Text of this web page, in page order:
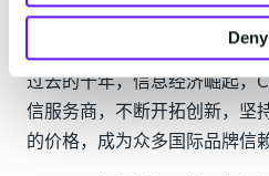
Deny
2020年，CM成为F1喜力荷兰
过去的十年，信息经济崛起，
信服务商，不断开拓创新，坚
的价格，成为众多国际品牌信